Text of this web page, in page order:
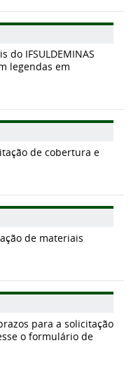
IFSULDEMINAS
legendas em
de cobertura e
de materiais
para a solicitação
o formulário de